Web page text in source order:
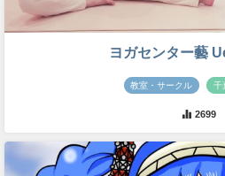
ヨガセンター藝
教室・サークル 千
2699